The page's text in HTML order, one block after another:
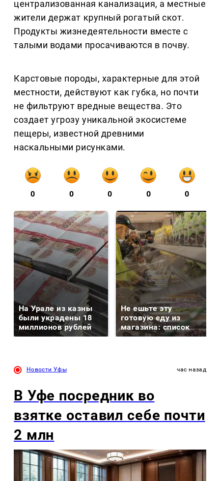
централизованная канализация, а местные
жители держат крупный рогатый скот.
Продукты жизнедеятельности вместе с
талыми водами просачиваются в почву.
Карстовые породы, характерные для этой
местности, действуют как губка, но почти
не фильтруют вредные вещества. Это
создает угрозу уникальной экосистеме
пещеры, известной древними
наскальными рисунками.
0 0 0 0 0
На Урале из казны
были украдены 18
миллионов рублей
Не ешьте эту
готовую еду из
магазина: список
Новости Уфы час назад
В Уфе посредник во
взятке оставил себе почти
2 млн